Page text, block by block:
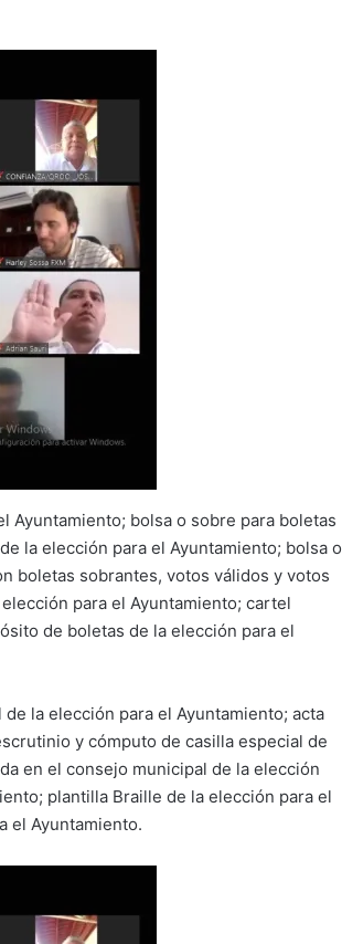
Ayuntamiento; bolsa o sobre para boletas
la elección para el Ayuntamiento; bolsa o
boletas sobrantes, votos válidos y votos
para el Ayuntamiento; cartel
de boletas de la elección para el
la elección para el Ayuntamiento; acta
y cómputo de casilla especial de
en el consejo municipal de la elección
plantilla Braille de la elección para el
el Ayuntamiento.